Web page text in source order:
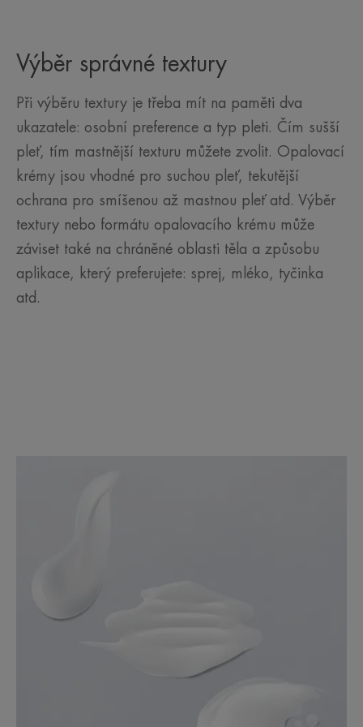
Výběr správné textury
Při výběru textury je třeba mít na paměti dva
ukazatele: osobní preference a typ pleti. Čím sušší
pleť, tím mastnější texturu můžete zvolit. Opalovací
krémy jsou vhodné pro suchou pleť, tekutější
ochrana pro smíšenou až mastnou pleť atd. Výběr
textury nebo formátu opalovacího krému může
záviset také na chráněné oblasti těla a způsobu
aplikace, který preferujete: sprej, mléko, tyčinka
atd.